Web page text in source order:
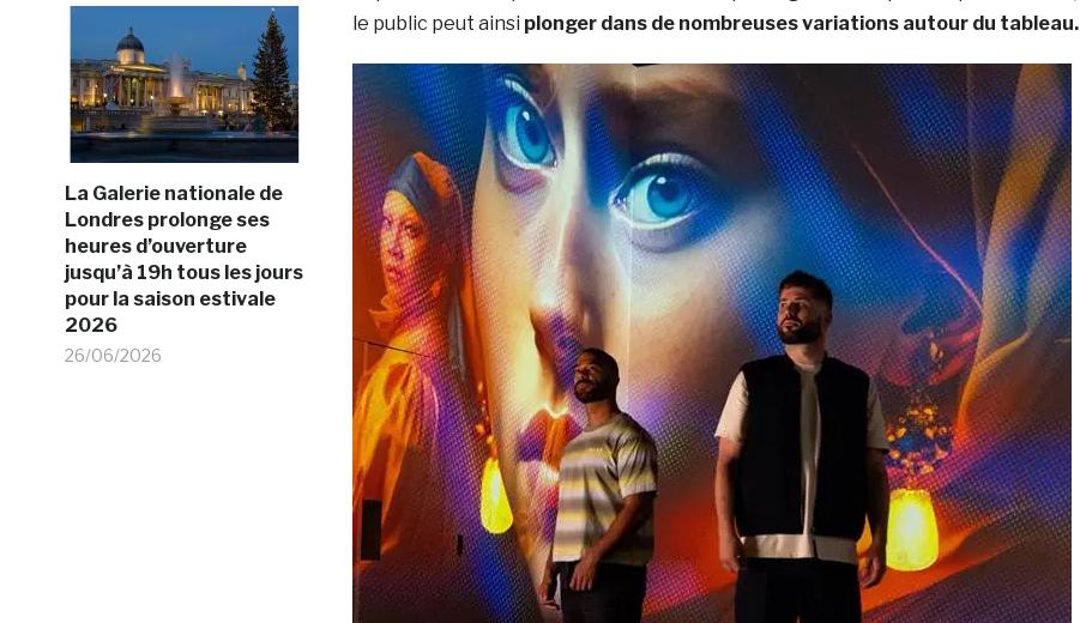
La Galerie nationale de
Londres prolonge ses
heures d’ouverture
jusqu’à 19h tous les jours
pour la saison estivale
2026
26/06/2026
le public peut ainsi plonger dans de nombreuses variations autour du tableau.